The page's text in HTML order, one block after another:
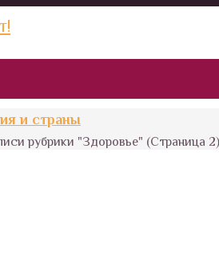
и страны
рубрики "Здоровье" (Страница 2)